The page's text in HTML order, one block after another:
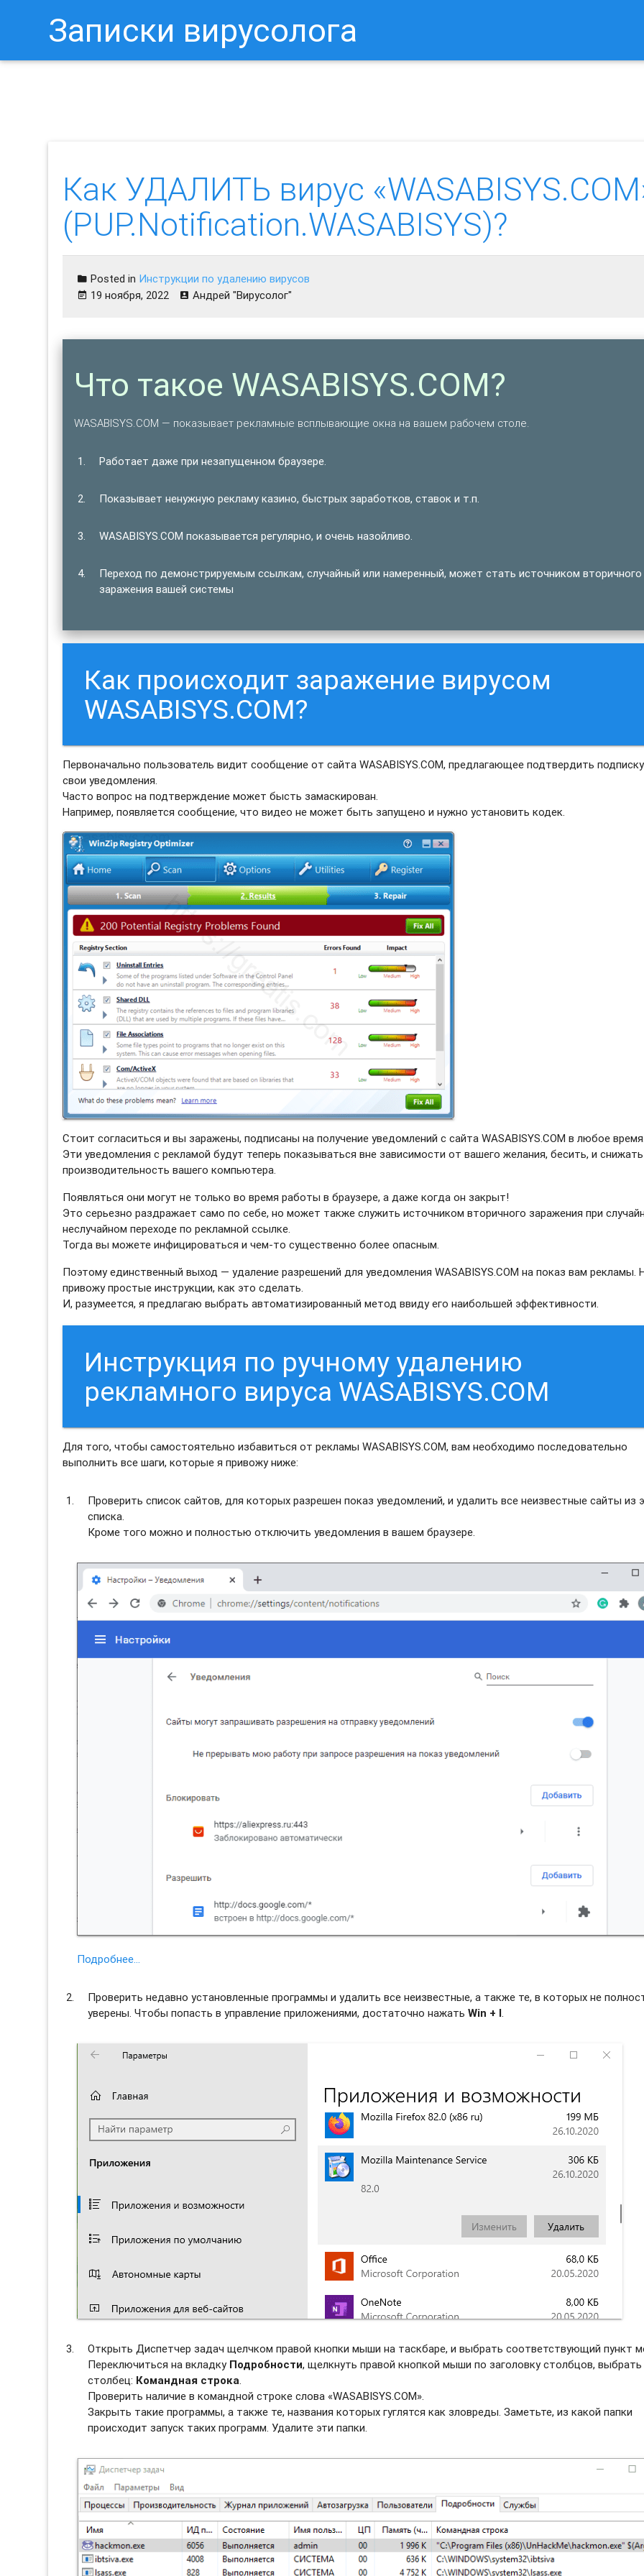
Записки вирусолога
Как УДАЛИТЬ вирус
(PUP.Notification.WASABISYS)?
Posted in Инструкции по удалению вирусов
19 ноября, 2022
Андрей "Вирусолог"
Что такое WASABISYS.COM?
WASABISYS.COM — показывает рекламные всплывающие окна на вашем рабочем столе.
Работает даже при незапущенном браузере.
Показывает ненужную рекламу казино, быстрых заработков, ставок и т.п.
WASABISYS.COM показывается регулярно, и очень назойливо.
Переход по демонстрируемым ссылкам, случайный или намеренный, может стать источником вторичного
заражения вашей системы
Как происходит заражение вирусом
WASABISYS.COM?
Первоначально пользователь видит сообщение от сайта WASABISYS.COM, предлагающее подтвердить
свои уведомления.
Часто вопрос на подтверждение может бысть замаскирован.
Например, появляется сообщение, что видео не может быть запущено и нужно установить кодек.
Стоит согласиться и вы заражены, подписаны на получение уведомлений с сайта WASABISYS.COM в любое
Эти уведомления с рекламой будут теперь показываться вне зависимости от вашего желания, бесить, и снижать
производительность вашего компьютера.
Появляться они могут не только во время работы в браузере, а даже когда он закрыт!
Это серьезно раздражает само по себе, но может также служить источником вторичного заражения при
неслучайном переходе по рекламной ссылке.
Тогда вы можете инфицироваться и чем-то существенно более опасным.
Поэтому единственный выход — удаление разрешений для уведомления WASABISYS.COM на показ вам рекламы.
привожу простые инструкции, как это сделать.
И, разумеется, я предлагаю выбрать автоматизированный метод ввиду его наибольшей эффективности.
Инструкция по ручному удалению
рекламного вируса WASABISYS.COM
Для того, чтобы самостоятельно избавиться от рекламы WASABISYS.COM, вам необходимо последовательно
выполнить все шаги, которые я привожу ниже:
Проверить список сайтов, для которых разрешен показ уведомлений, и удалить все неизвестные сайты из
списка.
Кроме того можно и полностью отключить уведомления в вашем браузере.
Подробнее…
Проверить недавно установленные программы и удалить все неизвестные, а также те, в которых не
уверены. Чтобы попасть в управление приложениями, достаточно нажатьWin + I
Открыть Диспетчер задач щелчком правой кнопки мыши на таскбаре, и выбрать соотвeтствующий пункт
Переключиться на вкладку Подробности, щелкнуть правой кнопкой мыши по заголовку столбцов, выбрать
столбец: Командная строка
Проверить наличие в командной строке слова «WASABISYS.COM».
Закрыть такие программы, а также те, названия которых гуглятся как зловреды. Заметьте, из какой папки
происходит запуск таких программ. Удалите эти папки.